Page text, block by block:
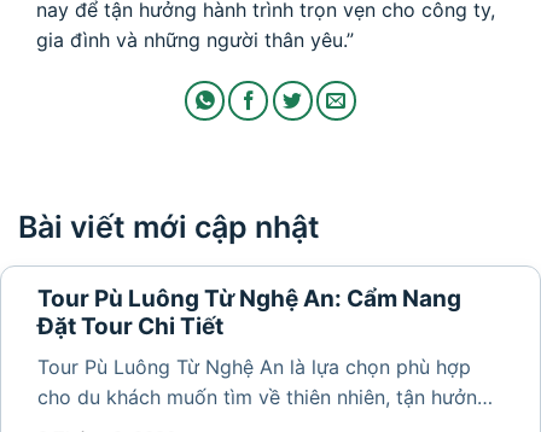
nay để tận hưởng hành trình trọn vẹn cho công ty,
gia đình và những người thân yêu.”
Bài viết mới cập nhật
Tour Pù Luông Từ Nghệ An: Cẩm Nang
Đặt Tour Chi Tiết
Tour Pù Luông Từ Nghệ An là lựa chọn phù hợp
cho du khách muốn tìm về thiên nhiên, tận hưởng
không khí trong lành và khám phá vẻ đẹp bình yên